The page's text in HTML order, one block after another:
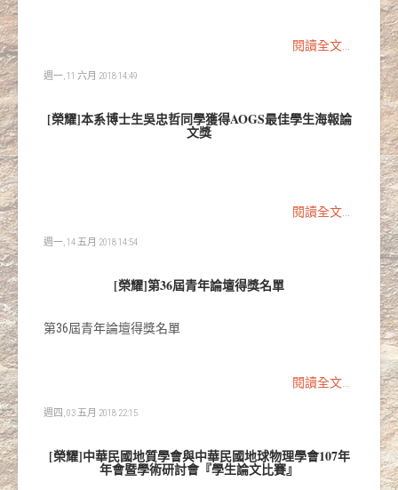
閱讀全文...
週一, 11 六月 2018 14:49
[榮耀]本系博士生吳忠哲同學獲得AOGS最佳學生海報論
文獎
閱讀全文...
週一, 14 五月 2018 14:54
[榮耀]第36屆青年論壇得獎名單
第36屆青年論壇得獎名單
閱讀全文...
週四, 03 五月 2018 22:15
[榮耀]中華民國地質學會與中華民國地球物理學會107年
年會暨學術研討會『學生論文比賽』